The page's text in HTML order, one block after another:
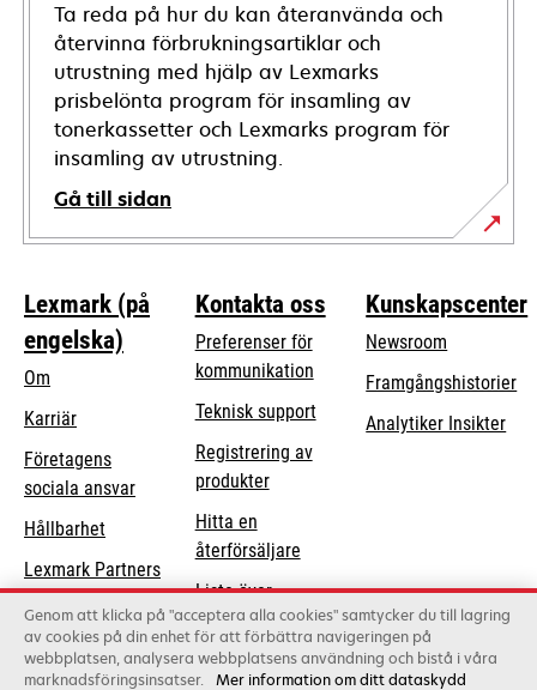
Ta reda på hur du kan återanvända och
återvinna förbrukningsartiklar och
utrustning med hjälp av Lexmarks
prisbelönta program för insamling av
tonerkassetter och Lexmarks program för
insamling av utrustning.
Gå till sidan
Lexmark (på
engelska)
Om
Karriär
Företagens
sociala ansvaropens
new
Hållbarhet
Lexmark Partners
Kontakta oss
Preferenser för
kommunikation
Teknisk supportopens
Registrering av
produkter
Hitta en
återförsäljare
Lista över
grossister
Kunskapscenter
Newsroom
Framgångshistorier
Analytiker Insikter
Genom att klicka på "acceptera alla cookies" samtycker du till lagring
av cookies på din enhet för att förbättra navigeringen på
webbplatsen, analysera webbplatsens användning och bistå i våra
marknadsföringsinsatser. Mer information om ditt dataskydd